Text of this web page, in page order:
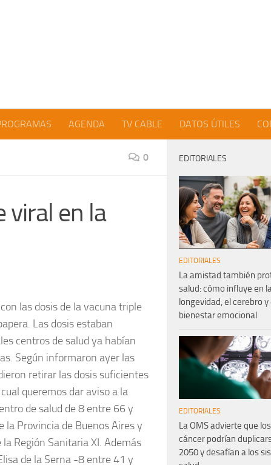
AGENDA TV CABLE DATOS ÚTILES
0
viral en la
las dosis de la vacuna triple
Las dosis estaban
centros de salud ya habían
Según informaron ayer las
retirar las dosis suficientes
queremos dar aviso a la
de salud de 8 entre 66 y
la Provincia de Buenos Aires y
Región Sanitaria XI. Además
de la Serna -8 entre 41 y
EDITORIALES
EDITORIALES
La amistad también
salud: cómo influye en
longevidad, el cerebro y
bienestar emocional
EDITORIALES
La OMS advierte que
cáncer podrían
2050 y desafían a los